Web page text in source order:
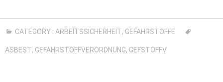
CATEGORY : ARBEITSSICHERHEIT, GEFAHRSTOFFE
ASBEST, GEFAHRSTOFFVERORDNUNG, GEFSTOFFV